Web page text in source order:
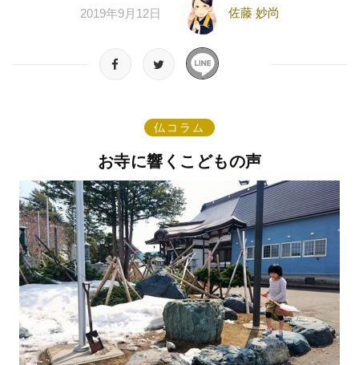
2019年9月12日 佐藤 妙尚
仏コラム
お寺に響くこどもの声